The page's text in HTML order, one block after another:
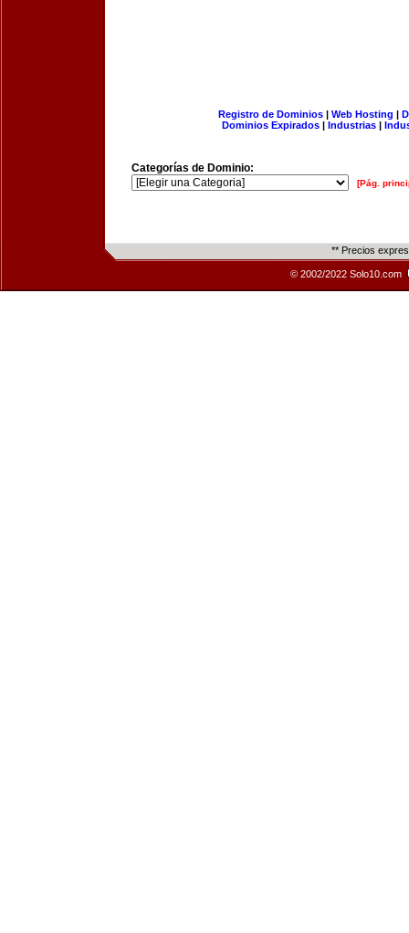
Registro de Dominios| Web Hosting |
Dominios Expirados | Industrias |
Categorías de Dominio:
[Pág.
** Precios
© 2002/2022 Solo10.com